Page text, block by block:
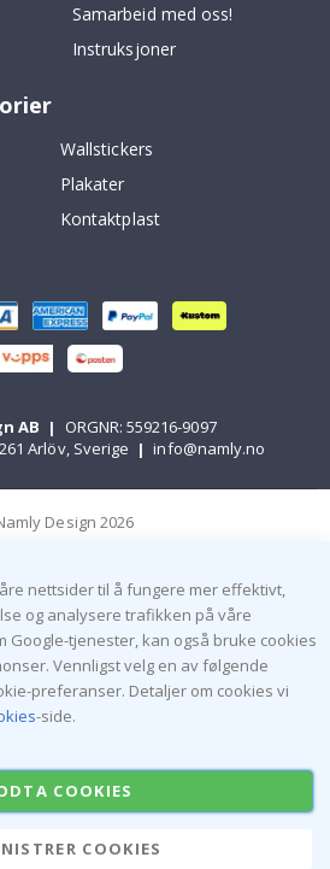
Samarbeid med oss!
Instruksjoner
Wallstickers
Plakater
Kontaktplast
AB |
ORGNR: 559216-9097
Arlöv, Sverige | info@namly.no
Design 2026
nettsider til å fungere mer effektivt,
og analysere trafikken på våre
Google-tjenester, kan også bruke cookies
Vennligst velg en av følgende
preferanser. Detaljer om cookies vi
-side.
COOKIES
COOKIES